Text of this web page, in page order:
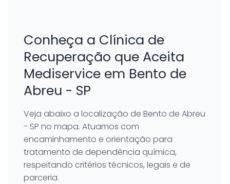
Conheça a Clínica de
Recuperação que Aceita
Mediservice em Bento de
Abreu - SP
Veja abaixo a localização de Bento de Abreu
- SP no mapa. Atuamos com
encaminhamento e orientação para
tratamento de dependência química,
respeitando critérios técnicos, legais e de
parceria.